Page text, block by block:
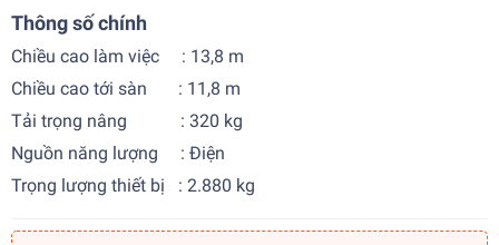
Thông số chính
Chiều cao làm việc : 13,8 m
Chiều cao tới sàn : 11,8 m
Tải trọng nâng : 320 kg
Nguồn năng lượng : Điện
Trọng lượng thiết bị : 2.880 kg